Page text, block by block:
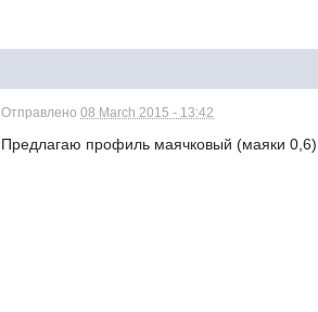
Отправлено08 March 2015 - 13:42
Предлагаю профиль маячковый (маяки 0,6)